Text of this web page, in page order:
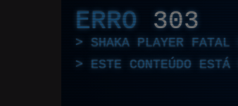
ERRO 303
SHAKA PLAYER FATAL
ESTE CONTEÚDO